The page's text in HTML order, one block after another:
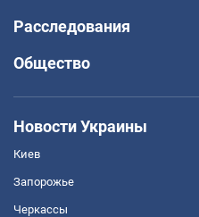
Расследования
Общество
Новости Украины
Киев
Запорожье
Черкассы